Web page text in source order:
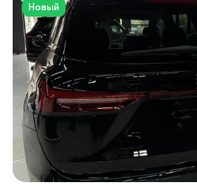
Новый